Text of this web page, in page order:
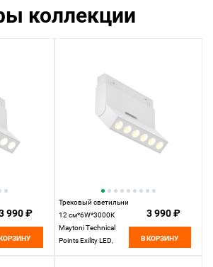
коллекции
990 ₽
Трековый светильник
12 см*6W*3000К
Maytoni Technical
Points Exility LED,
3 990 ₽
В КОРЗИНУ